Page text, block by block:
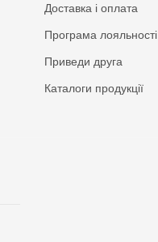
Доставка і оплата
Програма лояльності
Приведи друга
Каталоги продукції